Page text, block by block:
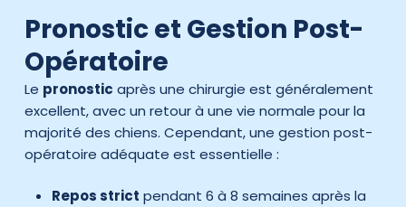
Pronostic et Gestion Post-
Opératoire
Le pronostic après une chirurgie est généralement
excellent, avec un retour à une vie normale pour la
majorité des chiens. Cependant, une gestion post-
opératoire adéquate est essentielle :
Repos strict pendant 6 à 8 semaines après la